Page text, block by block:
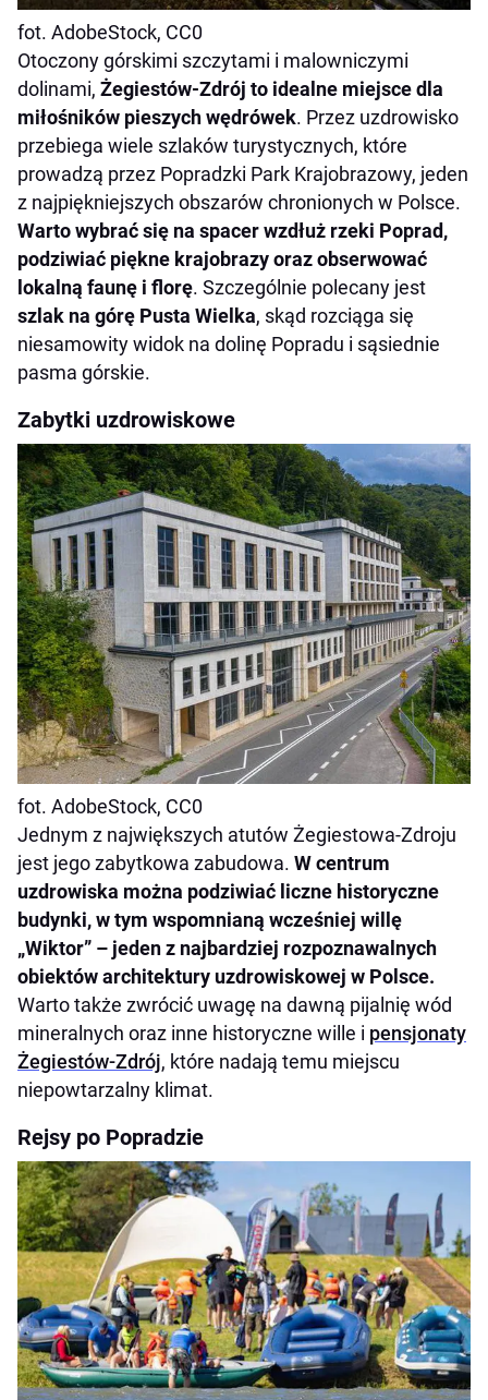
fot. AdobeStock, CC0
Otoczony górskimi szczytami i malowniczymi
dolinami, Żegiestów-Zdrój to idealne miejsce dla
miłośników pieszych wędrówek. Przez uzdrowisko
przebiega wiele szlaków turystycznych, które
prowadzą przez Popradzki Park Krajobrazowy, jeden
z najpiękniejszych obszarów chronionych w Polsce.
Warto wybrać się na spacer wzdłuż rzeki Poprad,
podziwiać piękne krajobrazy oraz obserwować
lokalną faunę i florę. Szczególnie polecany jest
szlak na górę Pusta Wielka, skąd rozciąga się
niesamowity widok na dolinę Popradu i sąsiednie
pasma górskie.
Zabytki uzdrowiskowe
fot. AdobeStock, CC0
Jednym z największych atutów Żegiestowa-Zdroju
jest jego zabytkowa zabudowa. W centrum
uzdrowiska można podziwiać liczne historyczne
budynki, w tym wspomnianą wcześniej willę
„Wiktor” – jeden z najbardziej rozpoznawalnych
obiektów architektury uzdrowiskowej w Polsce.
Warto także zwrócić uwagę na dawną pijalnię wód
mineralnych oraz inne historyczne wille i pensjonaty
Żegiestów-Zdrój, które nadają temu miejscu
niepowtarzalny klimat.
Rejsy po Popradzie